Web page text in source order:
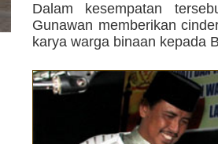
Dalam kesempatan
Gunawan memberikan
karya warga binaan kepada